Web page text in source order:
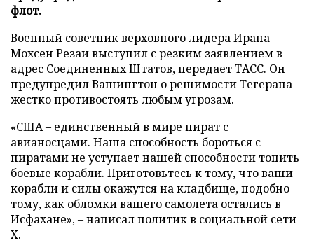
флот.
Военный советник верховного лидера Ирана
Мохсен Резаи выступил с резким заявлением в
адрес Соединенных Штатов, передаетТАСС. Он
предупредил Вашингтон о решимости Тегерана
жестко противостоять любым угрозам.
«США – единственный в мире пират с
авианосцами. Наша способность бороться с
пиратами не уступает нашей способности топить
боевые корабли. Приготовьтесь к тому, что ваши
корабли и силы окажутся на кладбище, подобно
тому, как обломки вашего самолета остались в
Исфахане», – написал политик в социальной сети
X.